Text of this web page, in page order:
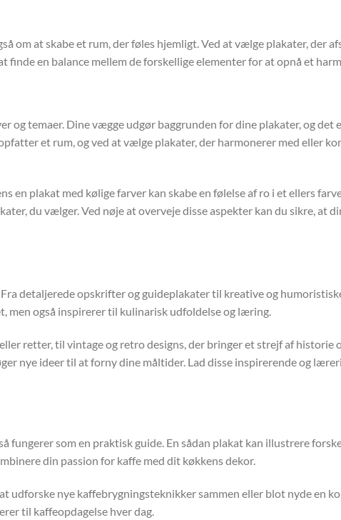
at skabe et rum, der føles hjemligt. Ved at vælge plakater, der
finde en balance mellem de forskellige elementer for at opnå et
temaer. Dine vægge udgør baggrunden for dine plakater, og det
et rum, og ved at vælge plakater, der harmonerer med eller
en plakat med kølige farver kan skabe en følelse af ro i et ellers
du vælger. Ved nøje at overveje disse aspekter kan du sikre, at
detaljerede opskrifter og guideplakater til kreative og
men også inspirerer til kulinarisk udfoldelse og læring.
retter, til vintage og retro designs, der bringer et strejf af historie
nye ideer til at forny dine måltider. Lad disse inspirerende og
som en praktisk guide. En sådan plakat kan illustrere
din passion for kaffe med dit køkkens dekor.
udforske nye kaffebrygningsteknikker sammen eller blot nyde en
til kaffeopdagelse hver dag.